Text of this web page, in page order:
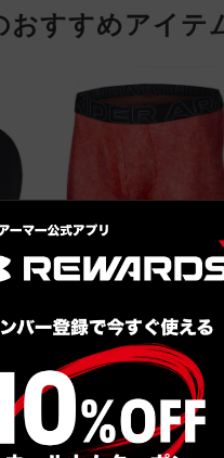
おすすめアイテ
プ
6インチ ノベルティ アン
ダーウェア（トレーニン
グ/MEN）
￥2,970